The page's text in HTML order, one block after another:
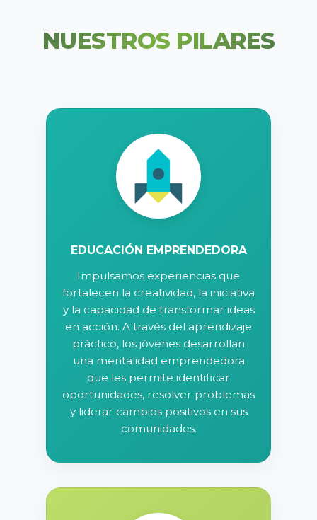
NUESTROS PILARES
EDUCACIÓN EMPRENDEDORA
Impulsamos experiencias que
fortalecen la creatividad, la iniciativa
y la capacidad de transformar ideas
en acción. A través del aprendizaje
práctico, los jóvenes desarrollan
una mentalidad emprendedora
que les permite identificar
oportunidades, resolver problemas
y liderar cambios positivos en sus
comunidades.